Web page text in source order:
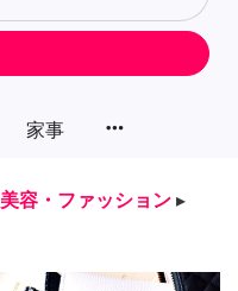
家事 more_horiz
美容・ファッション ▸